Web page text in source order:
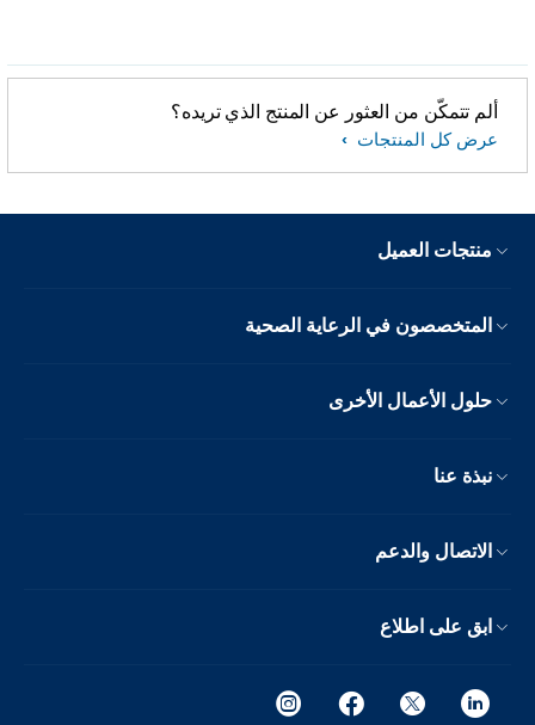
ألم تتمكّن من العثور عن المنتج الذي تريده؟
عرض كل المنتجات
منتجات العميل
المتخصصون في الرعاية الصحية
حلول الأعمال الأخرى
نبذة عنا
الاتصال والدعم
ابق على اطلاع